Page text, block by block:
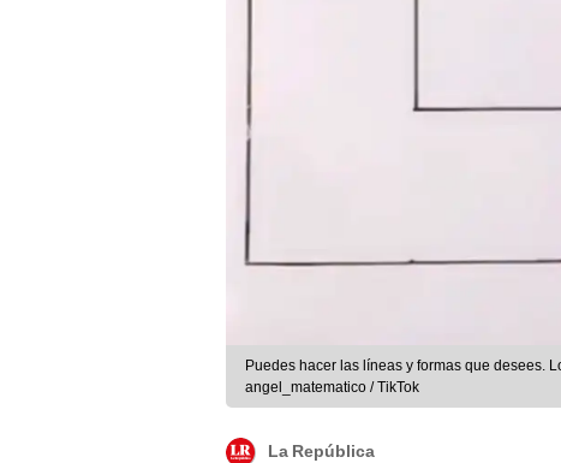
Puedes hacer las líneas y formas que desees.
angel_matematico / TikTok
La República